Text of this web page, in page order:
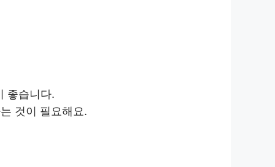
좋습니다.
것이 필요해요.